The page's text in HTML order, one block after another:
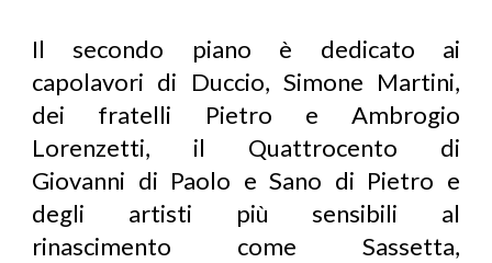
Il secondo piano è dedicato ai
capolavori di Duccio, Simone Martini,
dei fratelli Pietro e Ambrogio
Lorenzetti, il Quattrocento di
Giovanni di Paolo e Sano di Pietro e
degli artisti più sensibili al
rinascimento come Sassetta,